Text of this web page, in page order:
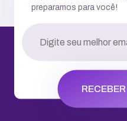
preparamos para você!